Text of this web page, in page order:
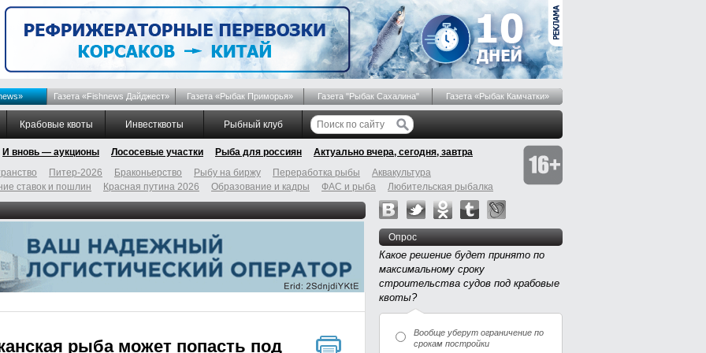
Газета «Fishnews Дайджест» Газета «Рыбак Приморья» Газета "Рыбак Сахалина" Газета «Рыбак Камчатки»
Крабовые квоты Инвестквоты Рыбный клуб
И вновь — аукционы Лососевые участки Рыба для россиян
Актуально вчера, сегодня, завтра
Питер-2026 Браконьерство Рыбу на биржу Переработка рыбы
Аквакультура
ставок и пошлин Красная путина 2026 Образование и кадры ФАС и рыба Любительская рыбалка
рыба может попасть под
Опрос
Какое решение будет принято по
максимальному сроку
строительства судов под крабовые
квоты?
Вообще уберут ограничение по
срокам постройки